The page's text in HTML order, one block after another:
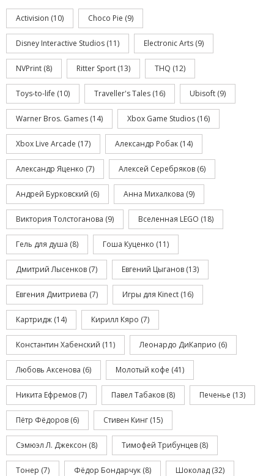
Activision (10) Choco Pie (9)
Disney Interactive Studios (11) Electronic Arts (9)
NVPrint (8) Ritter Sport (13) THQ (12)
Toys-to-life (10) Traveller's Tales (16) Ubisoft (9)
Warner Bros. Games (14) Xbox Game Studios (16)
Xbox Live Arcade (17) Александр Робак (14)
Александр Яценко (7) Алексей Серебряков (6)
Андрей Бурковский (6) Анна Михалкова (9)
Виктория Толстоганова (9) Вселенная LEGO (18)
Гель для душа (8) Гоша Куценко (11)
Дмитрий Лысенков (7) Евгений Цыганов (13)
Евгения Дмитриева (7) Игры для Kinect (16)
Картридж (14) Кирилл Кяро (7)
Константин Хабенский (11) Леонардо ДиКаприо (6)
Любовь Аксенова (6) Молотый кофе (41)
Никита Ефремов (7) Павел Табаков (8) Печенье (13)
Пётр Фёдоров (6) Стивен Кинг (15)
Сэмюэл Л. Джексон (8) Тимофей Трибунцев (8)
Тонер (7) Фёдор Бондарчук (8) Шоколад (32)